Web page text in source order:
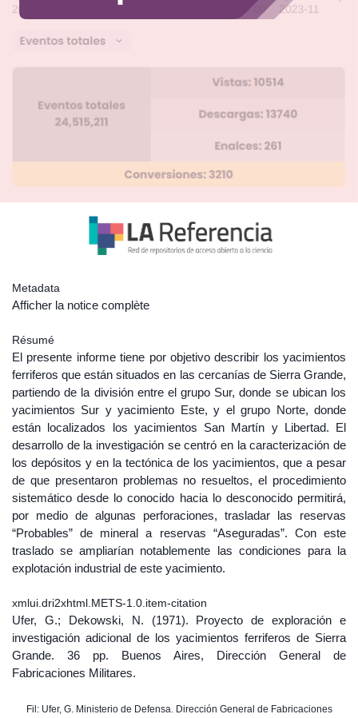
Metadata
Afficher la notice complète
Résumé
El presente informe tiene por objetivo describir los yacimientos
ferriferos que están situados en las cercanías de Sierra Grande,
partiendo de la división entre el grupo Sur, donde se ubican los
yacimientos Sur y yacimiento Este, y el grupo Norte, donde
están localizados los yacimientos San Martín y Libertad. El
desarrollo de la investigación se centró en la caracterización de
los depósitos y en la tectónica de los yacimientos, que a pesar
de que presentaron problemas no resueltos, el procedimiento
sistemático desde lo conocido hacia lo desconocido permitirá,
por medio de algunas perforaciones, trasladar las reservas
“Probables” de mineral a reservas “Aseguradas”. Con este
traslado se ampliarían notablemente las condiciones para la
explotación industrial de este yacimiento.
xmlui.dri2xhtml.METS-1.0.item-citation
Ufer, G.; Dekowski, N. (1971). Proyecto de exploración e
investigación adicional de los yacimientos ferriferos de Sierra
Grande. 36 pp. Buenos Aires, Dirección General de
Fabricaciones Militares.
Fil: Ufer, G. Ministerio de Defensa. Dirección General de Fabricaciones